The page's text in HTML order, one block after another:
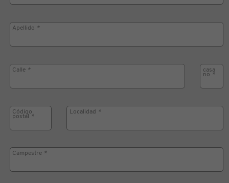
Apellido *
Calle *
no*
Código
postal*
Localidad *
Campestre *